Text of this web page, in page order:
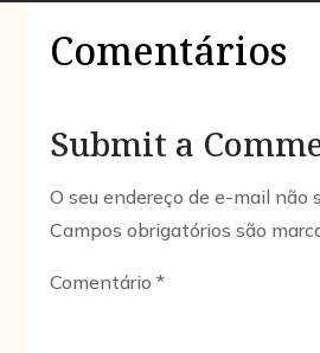
Comentários
Submit a
O seu endereço de e-mail não
Campos obrigatórios são
Comentário*